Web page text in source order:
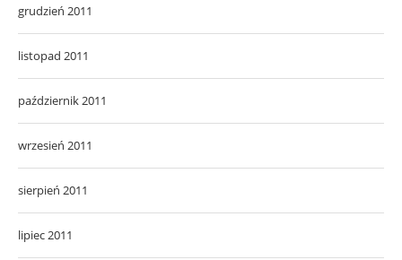
grudzień 2011
listopad 2011
październik 2011
wrzesień 2011
sierpień 2011
lipiec 2011